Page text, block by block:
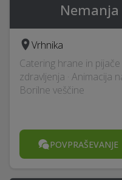
Vrhnika
Catering hrane in
zdravljenja · Animacija
Borilne veščine
POVPRAŠEVANJE